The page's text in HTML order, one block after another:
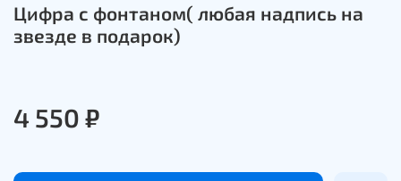
Цифра с фонтаном( любая надпись на
звезде в подарок)
4 550 ₽